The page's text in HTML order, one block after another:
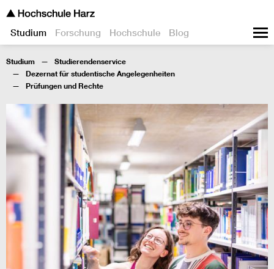
Studium Forschung Hochschule Blog
Studium
Studierendenservice
Dezernat für studentische Angelegenheiten
Prüfungen und Rechte